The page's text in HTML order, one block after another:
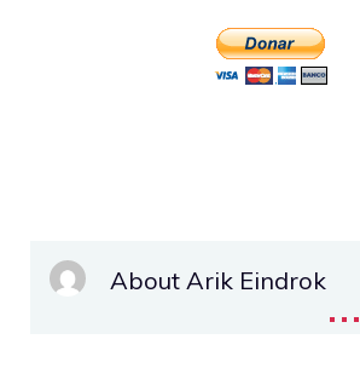
About Arik Eindrok...